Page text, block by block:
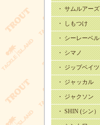
・ サムルアーズ
・ しもつけ
・ シーレーベル
・ シマノ
・ ジップベイツ
・ ジャッカル
・ ジャクソン
・ SHIN (シン）